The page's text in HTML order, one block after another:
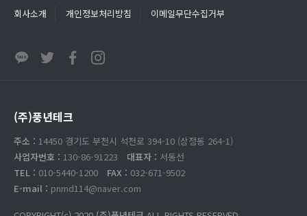
회사소개 개인정보처리방침 이메일무단수집거부
(주)풍년테크
주소 : 14450 경기도 부천시 석천로 394-10 (삼정동 264-1)
사업자번호 : 130-86-91223 대표자 : 서동선
TEL : 010-5440-1200 FAX : 032-671-9502
E-mail : pnmd114@naver.com